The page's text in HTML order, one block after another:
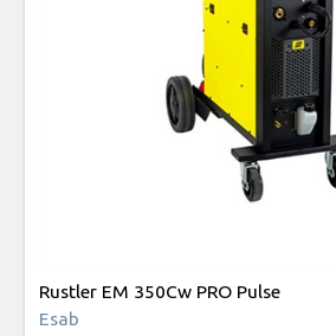
Rustler EM 350Cw PRO Pulse
Esab